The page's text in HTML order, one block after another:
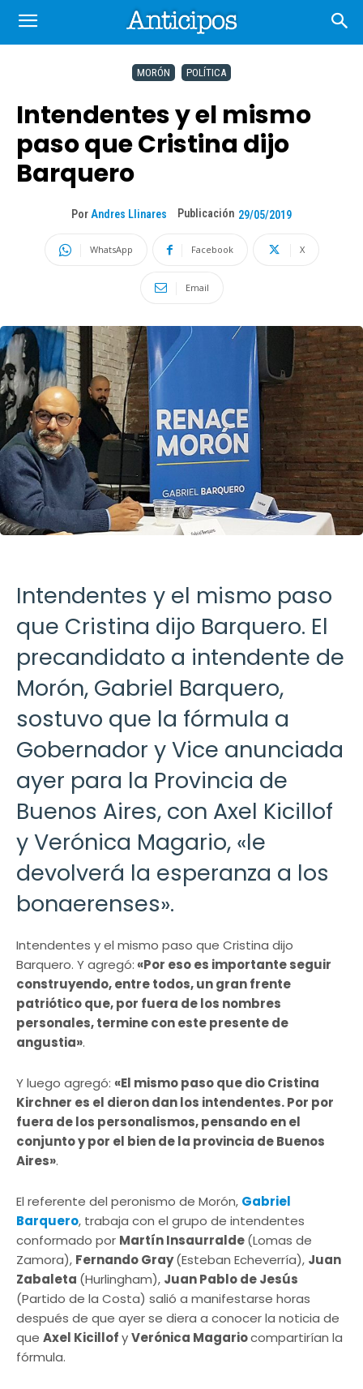
MORÓN POLÍTICA
Intendentes y el mismo
paso que Cristina dijo
Barquero
Por Andres Llinares Publicación 29/05/2019
WhatsApp Facebook X
Email
Intendentes y el mismo paso
que Cristina dijo Barquero. El
precandidato a intendente de
Morón, Gabriel Barquero,
sostuvo que la fórmula a
Gobernador y Vice anunciada
ayer para la Provincia de
Buenos Aires, con Axel Kicillof
y Verónica Magario, «le
devolverá la esperanza a los
bonaerenses».
Intendentes y el mismo paso que Cristina dijo
Barquero. Y agregó: «Por eso es importante seguir
construyendo, entre todos, un gran frente
patriótico que, por fuera de los nombres
personales, termine con este presente de
angustia».
Y luego agregó: «El mismo paso que dio Cristina
Kirchner es el dieron dan los intendentes. Por por
fuera de los personalismos, pensando en el
conjunto y por el bien de la provincia de Buenos
Aires».
El referente del peronismo de Morón, Gabriel
Barquero, trabaja con el grupo de intendentes
conformado por Martín Insaurralde(Lomas de
Zamora), Fernando Gray(Esteban Echeverría), Juan
Zabaleta (Hurlingham), Juan Pablo de Jesús
(Partido de la Costa) salió a manifestarse horas
después de que ayer se diera a conocer la noticia de
que Axel KicillofyVerónica Magariocompartirían la
fórmula.